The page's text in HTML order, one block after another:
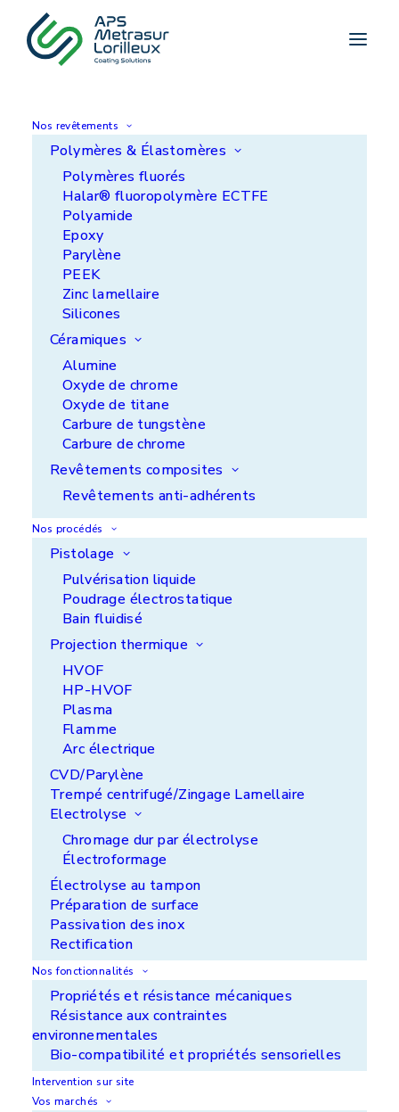
Nos revêtements
Polymères & Élastomères
Polymères fluorés
Halar® fluoropolymère ECTFE
Polyamide
Epoxy
Parylène
PEEK
Zinc lamellaire
Silicones
Céramiques
Alumine
Oxyde de chrome
Oxyde de titane
Carbure de tungstène
Carbure de chrome
Revêtements composites
Revêtements anti-adhérents
Nos procédés
Pistolage
Pulvérisation liquide
Poudrage électrostatique
Bain fluidisé
Projection thermique
HVOF
HP-HVOF
Plasma
Flamme
Arc électrique
CVD/Parylène
Trempé centrifugé/Zingage Lamellaire
Electrolyse
Chromage dur par électrolyse
Électroformage
Électrolyse au tampon
Préparation de surface
Passivation des inox
Rectification
Nos fonctionnalités
Propriétés et résistance mécaniques
Résistance aux contraintes
environnementales
Bio-compatibilité et propriétés sensorielles
Intervention sur site
Vos marchés
Accueil
Spécial Plasturgie/Caoutchouc chez APS
ACTUALITÉ
Spécial
Plasturgie/Caoutchouc
chez APS Coatings
Spécial Plasturgie/Caoutchouc
Substituer vos agents de démoulage avec un
revêtement anti-adhérent dans les moules de
coulée de vos pièces plastiques ou élastomères.
Notre gamme Nuflon propose différentes
formulations anti-adhérentes qui vous
permettront d’améliorer votre productivité et vos
conditions de travail :
Démoulage facilité
Environnement de travail plus propre
Excellente résistance à de nombreux temps de
cycle
Contactez notre équipe qui vous aidera à
sélectionner le bon revêtement en fonction des
contraintes de votre production.
APS Ile de France - ZI de Noisiel - 77186
Noisiel
+33 (0)1 60 37 50 00
APS Aquitaine - ZA du Luget - 33290 Le Pian